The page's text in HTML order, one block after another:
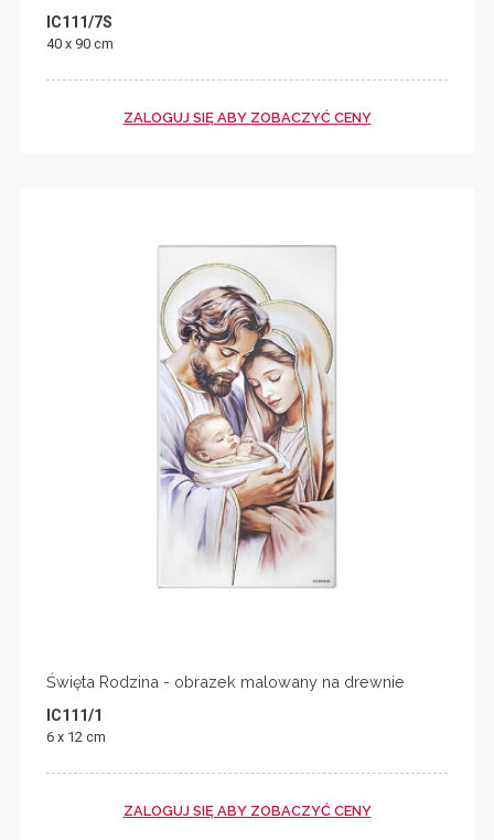
IC111/7S
40 x 90 cm
ZALOGUJ SIĘ ABY ZOBACZYĆ CENY
Święta Rodzina - obrazek malowany na drewnie
IC111/1
6 x 12 cm
ZALOGUJ SIĘ ABY ZOBACZYĆ CENY